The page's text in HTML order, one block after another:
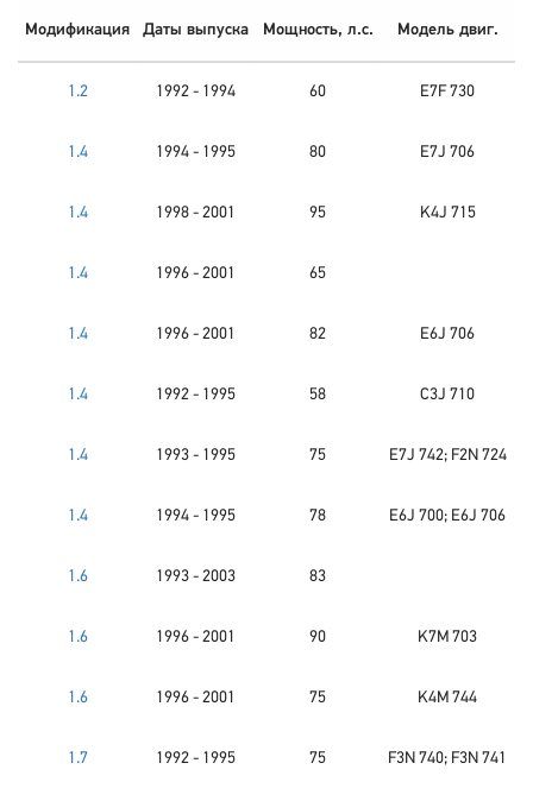
Модификация Даты выпуска Мощность, л.с. Модель двиг.
1.2 1992 - 1994 60 E7F 730
1.4 1994 - 1995 80 E7J 706
1.4 1998 - 2001 95 K4J 715
1.4 1996 - 2001 65
1.4 1996 - 2001 82 E6J 706
1.4 1992 - 1995 58 C3J 710
1.4 1993 - 1995 75 E7J 742; F2N 724
1.4 1994 - 1995 78 E6J 700; E6J 706
1.6 1993 - 2003 83
1.6 1996 - 2001 90 K7M 703
1.6 1996 - 2001 75 K4M 744
1.7 1992 - 1995 75 F3N 740; F3N 741